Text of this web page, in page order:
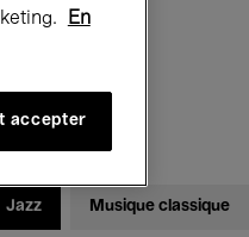
Jazz Musique classique
En
accepter